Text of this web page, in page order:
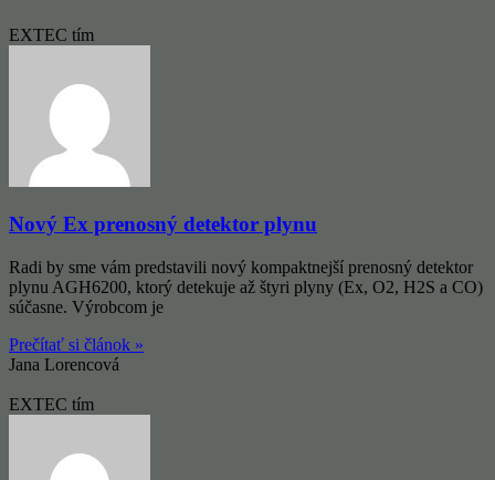
EXTEC tím
Nový Ex prenosný detektor plynu
Radi by sme vám predstavili nový kompaktnejší prenosný detektor
plynu AGH6200, ktorý detekuje až štyri plyny (Ex, O2, H2S a CO)
súčasne. Výrobcom je
Prečítať si článok »
Jana Lorencová
EXTEC tím